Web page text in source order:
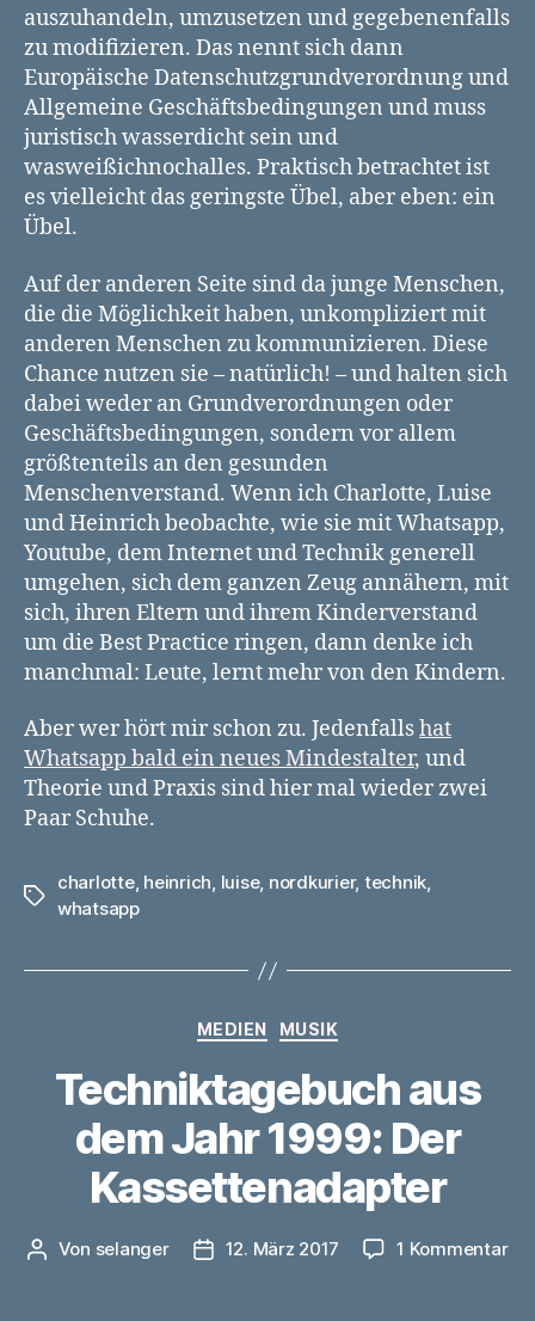
auszuhandeln, umzusetzen und gegebenenfalls
zu modifizieren. Das nennt sich dann
Europäische Datenschutzgrundverordnung und
Allgemeine Geschäftsbedingungen und muss
juristisch wasserdicht sein und
wasweißichnochalles. Praktisch betrachtet ist
es vielleicht das geringste Übel, aber eben: ein
Übel.
Auf der anderen Seite sind da junge Menschen,
die die Möglichkeit haben, unkompliziert mit
anderen Menschen zu kommunizieren. Diese
Chance nutzen sie – natürlich! – und halten sich
dabei weder an Grundverordnungen oder
Geschäftsbedingungen, sondern vor allem
größtenteils an den gesunden
Menschenverstand. Wenn ich Charlotte, Luise
und Heinrich beobachte, wie sie mit Whatsapp,
Youtube, dem Internet und Technik generell
umgehen, sich dem ganzen Zeug annähern, mit
sich, ihren Eltern und ihrem Kinderverstand
um die Best Practice ringen, dann denke ich
manchmal: Leute, lernt mehr von den Kindern.
Aber wer hört mir schon zu. Jedenfallshat
Whatsapp bald ein neues Mindestalter, und
Theorie und Praxis sind hier mal wieder zwei
Paar Schuhe.
Schlagwörter
charlotte, heinrich, luise, nordkurier, technik,
whatsapp
Kategorien
MEDIEN MUSIK
Techniktagebuch aus
dem Jahr 1999: Der
Kassettenadapter
Beitragsautor
Von selanger Veröffentlichungsdatum
12. März 2017 1 Kommentarzu